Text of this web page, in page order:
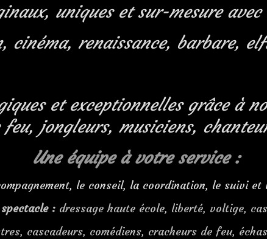
uniques et sur-mesure
cinéma, renaissance, barbare,
et exceptionnelles grâce à
feu, jongleurs, musiciens,
Une équipe àvotre service :
le conseil, la coordination, le suivi
:dressage haute école, liberté, voltige,
cascadeurs, comédiens, cracheurs de feu,